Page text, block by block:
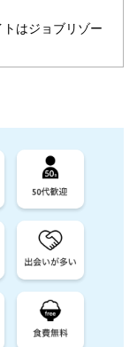
はジョブリゾー